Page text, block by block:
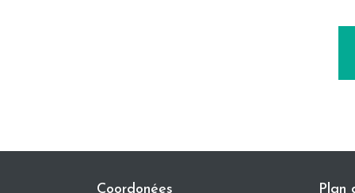
Coordonées Plan